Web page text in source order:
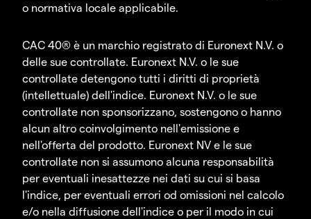
o normativa locale applicabile.
CAC 40® è un marchio registrato di Euronext N.V. o
delle sue controllate. Euronext N.V. o le sue
controllate detengono tutti i diritti di proprietà
(intellettuale) dell'indice. Euronext N.V. o le sue
controllate non sponsorizzano, sostengono o hanno
alcun altro coinvolgimento nell'emissione e
nell'offerta del prodotto. Euronext NV e le sue
controllate non si assumono alcuna responsabilità
per eventuali inesattezze nei dati su cui si basa
l'indice, per eventuali errori od omissioni nel calcolo
e/o nella diffusione dell'indice o per il modo in cui